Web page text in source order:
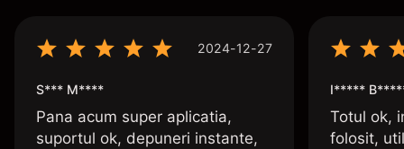
2024-12-27
S*** M****
Pana acum super aplicatia,
suportul ok, depuneri instante,
I*****
Totul ok,
folosit,